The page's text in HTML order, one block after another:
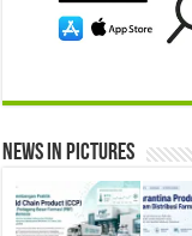
News in Pictures